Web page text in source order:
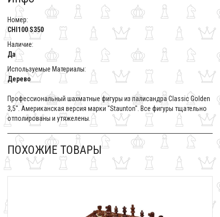
Номер:
CHI100 S350
Наличие:
Да
Используемые Материалы:
Дерево
Профессиональный шахматные фигуры из палисандра Classic Golden
3,5". Американская версия марки "Staunton". Все фигуры тщательно
отполированы и утяжелены.
ПОХОЖИЕ ТОВАРЫ